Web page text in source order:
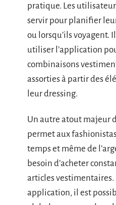
pratique. Les
servir pour planifier
ou lorsqu’ils voyagent.
utiliser l’application
combinaisons
assorties à partir des
leur dressing.
Un autre atout majeur
permet aux
temps et même de
besoin d’acheter
articles vestimentaires.
application, il est